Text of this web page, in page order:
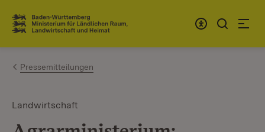
Zum Inhalt springen
Link zur Startseite
Pressemitteilungen
Landwirtschaft